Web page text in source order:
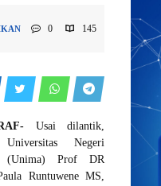
0 145
Usai dilantik,
Negeri
(Unima) Prof DR
Runtuwene MS,